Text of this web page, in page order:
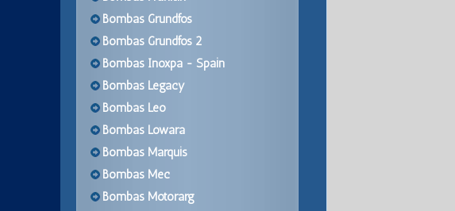
Bombas Grundfos
Bombas Grundfos 2
Bombas Inoxpa - Spain
Bombas Legacy
Bombas Leo
Bombas Lowara
Bombas Marquis
Bombas Mec
Bombas Motorarg